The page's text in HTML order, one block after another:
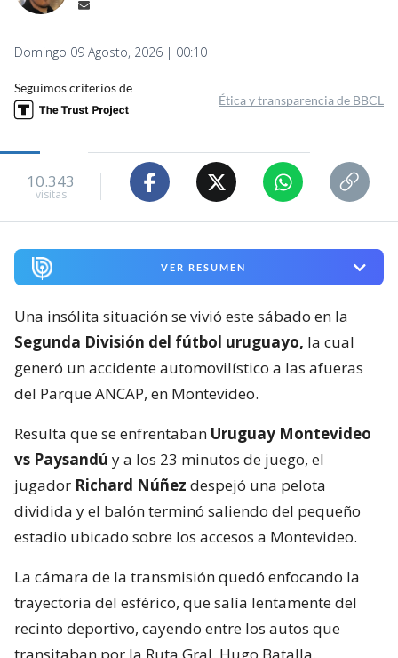
Domingo 09 Agosto, 2026 | 00:10
Seguimos criterios de
Ética y transparencia de BBCL
10.343
visitas
VER RESUMEN
Una insólita situación se vivió este sábado en la
Segunda División del fútbol uruguayo, la cual
generó un accidente automovilístico a las afueras
del Parque ANCAP, en Montevideo.
Resulta que se enfrentaban Uruguay Montevideo
vs Paysandú y a los 23 minutos de juego, el
jugador Richard Núñez despejó una pelota
dividida y el balón terminó saliendo del pequeño
estadio ubicado sobre los accesos a Montevideo.
La cámara de la transmisión quedó enfocando la
trayectoria del esférico, que salía lentamente del
recinto deportivo, cayendo entre los autos que